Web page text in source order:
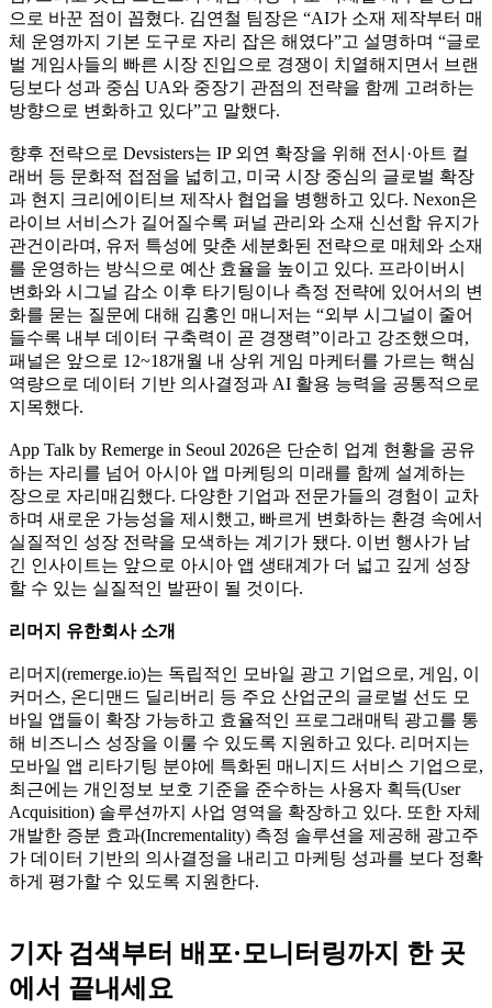
으로 바꾼 점이 꼽혔다. 김연철 팀장은 “AI가 소재 제작부터 매
체 운영까지 기본 도구로 자리 잡은 해였다”고 설명하며 “글로
벌 게임사들의 빠른 시장 진입으로 경쟁이 치열해지면서 브랜
딩보다 성과 중심 UA와 중장기 관점의 전략을 함께 고려하는
방향으로 변화하고 있다”고 말했다.
향후 전략으로 Devsisters는 IP 외연 확장을 위해 전시·아트 컬
래버 등 문화적 접점을 넓히고, 미국 시장 중심의 글로벌 확장
과 현지 크리에이티브 제작사 협업을 병행하고 있다. Nexon은
라이브 서비스가 길어질수록 퍼널 관리와 소재 신선함 유지가
관건이라며, 유저 특성에 맞춘 세분화된 전략으로 매체와 소재
를 운영하는 방식으로 예산 효율을 높이고 있다. 프라이버시
변화와 시그널 감소 이후 타기팅이나 측정 전략에 있어서의 변
화를 묻는 질문에 대해 김홍인 매니저는 “외부 시그널이 줄어
들수록 내부 데이터 구축력이 곧 경쟁력”이라고 강조했으며,
패널은 앞으로 12~18개월 내 상위 게임 마케터를 가르는 핵심
역량으로 데이터 기반 의사결정과 AI 활용 능력을 공통적으로
지목했다.
App Talk by Remerge in Seoul 2026은 단순히 업계 현황을 공유
하는 자리를 넘어 아시아 앱 마케팅의 미래를 함께 설계하는
장으로 자리매김했다. 다양한 기업과 전문가들의 경험이 교차
하며 새로운 가능성을 제시했고, 빠르게 변화하는 환경 속에서
실질적인 성장 전략을 모색하는 계기가 됐다. 이번 행사가 남
긴 인사이트는 앞으로 아시아 앱 생태계가 더 넓고 깊게 성장
할 수 있는 실질적인 발판이 될 것이다.
리머지 유한회사 소개
리머지(remerge.io)는 독립적인 모바일 광고 기업으로, 게임, 이
커머스, 온디맨드 딜리버리 등 주요 산업군의 글로벌 선도 모
바일 앱들이 확장 가능하고 효율적인 프로그래매틱 광고를 통
해 비즈니스 성장을 이룰 수 있도록 지원하고 있다. 리머지는
모바일 앱 리타기팅 분야에 특화된 매니지드 서비스 기업으로,
최근에는 개인정보 보호 기준을 준수하는 사용자 획득(User
Acquisition) 솔루션까지 사업 영역을 확장하고 있다. 또한 자체
개발한 증분 효과(Incrementality) 측정 솔루션을 제공해 광고주
가 데이터 기반의 의사결정을 내리고 마케팅 성과를 보다 정확
하게 평가할 수 있도록 지원한다.
기자 검색부터 배포·모니터링까지 한 곳
에서 끝내세요